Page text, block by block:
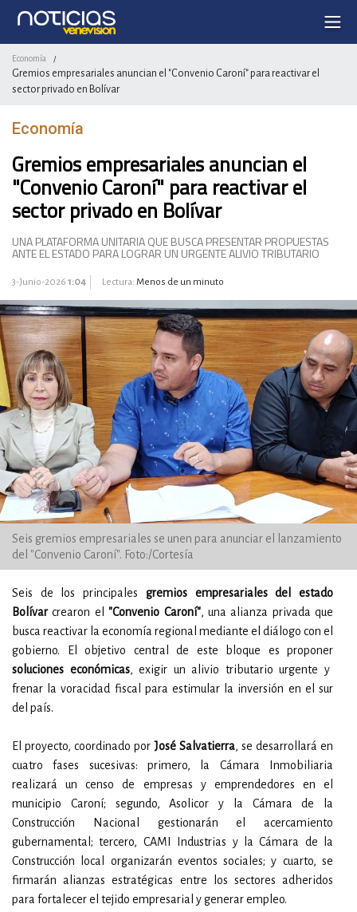
Economía /
Gremios empresariales anuncian el "Convenio Caroní" para reactivar el
sector privado en Bolívar
Economía
Gremios empresariales anuncian el
"Convenio Caroní" para reactivar el
sector privado en Bolívar
UNA PLATAFORMA UNITARIA QUE BUSCA PRESENTAR PROPUESTAS
ANTE EL ESTADO PARA LOGRAR UN URGENTE ALIVIO TRIBUTARIO
3-Junio-2026 1:04 Lectura: Menos de un minuto
Seis gremios empresariales se unen para anunciar el lanzamiento
del "Convenio Caroní". Foto:/Cortesía
Seis de los principales gremios empresariales del estado
Bolívarcrearon el "Convenio Caroní", una alianza privada que
busca reactivar la economía regional mediante el diálogo con el
gobierno. El objetivo central de este bloque es proponer
soluciones económicas, exigir un alivio tributario urgente y
frenar la voracidad fiscal para estimular la inversión en el sur
del país.
El proyecto, coordinado porJosé Salvatierra, se desarrollará en
cuatro fases sucesivas: primero, la Cámara Inmobiliaria
realizará un censo de empresas y emprendedores en el
municipio Caroní; segundo, Asolicor y la Cámara de la
Construcción Nacional gestionarán el acercamiento
gubernamental; tercero, CAMI Industrias y la Cámara de la
Construcción local organizarán eventos sociales; y cuarto, se
firmarán alianzas estratégicas entre los sectores adheridos
para fortalecer el tejido empresarial y generar empleo.